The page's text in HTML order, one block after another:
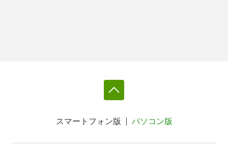
スマートフォン版 パソコン版